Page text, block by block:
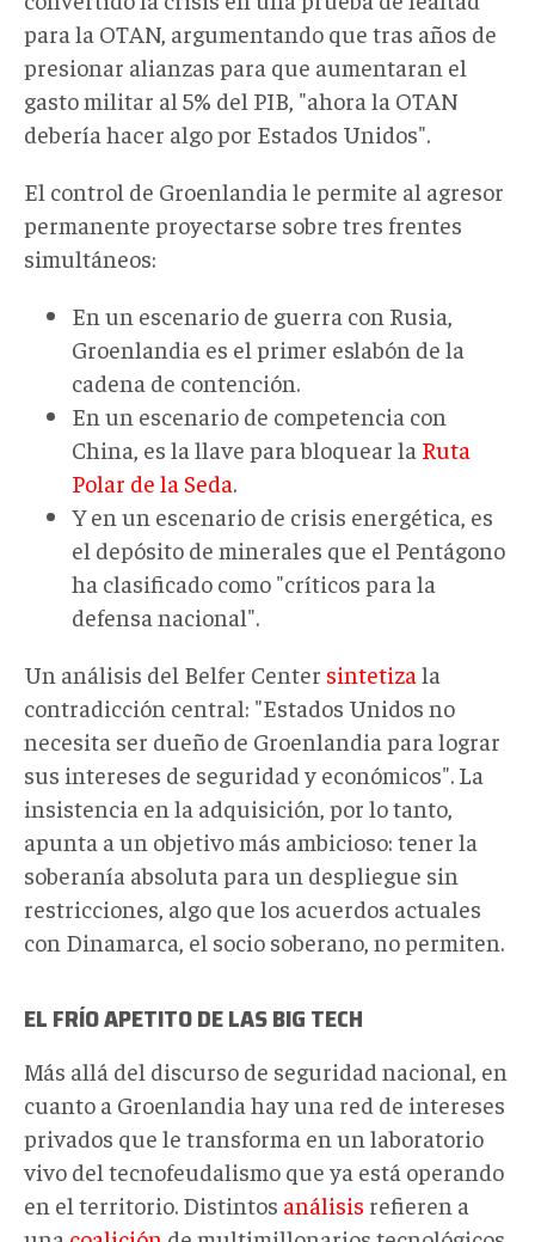
para la OTAN, argumentando que tras años de
presionar alianzas para que aumentaran el
gasto militar al 5% del PIB, "ahora la OTAN
debería hacer algo por Estados Unidos".
El control de Groenlandia le permite al agresor
permanente proyectarse sobre tres frentes
simultáneos:
En un escenario de guerra con Rusia,
Groenlandia es el primer eslabón de la
cadena de contención.
En un escenario de competencia con
China, es la llave para bloquear la Ruta
Polar de la Seda.
Y en un escenario de crisis energética, es
el depósito de minerales que el Pentágono
ha clasificado como "críticos para la
defensa nacional".
Un análisis del Belfer Center sintetiza la
contradicción central: "Estados Unidos no
necesita ser dueño de Groenlandia para lograr
sus intereses de seguridad y económicos". La
insistencia en la adquisición, por lo tanto,
apunta a un objetivo más ambicioso: tener la
soberanía absoluta para un despliegue sin
restricciones, algo que los acuerdos actuales
con Dinamarca, el socio soberano, no permiten.
EL FRÍO APETITO DE LAS BIG TECH
Más allá del discurso de seguridad nacional, en
cuanto a Groenlandia hay una red de intereses
privados que le transforma en un laboratorio
vivo del tecnofeudalismo que ya está operando
en el territorio. Distintos análisis refieren a